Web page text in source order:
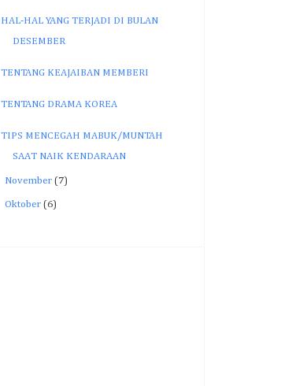
HAL-HAL YANG TERJADI DI BULAN
DESEMBER
TENTANG KEAJAIBAN MEMBERI
TENTANG DRAMA KOREA
TIPS MENCEGAH MABUK/MUNTAH
SAAT NAIK KENDARAAN
November (7)
Oktober (6)